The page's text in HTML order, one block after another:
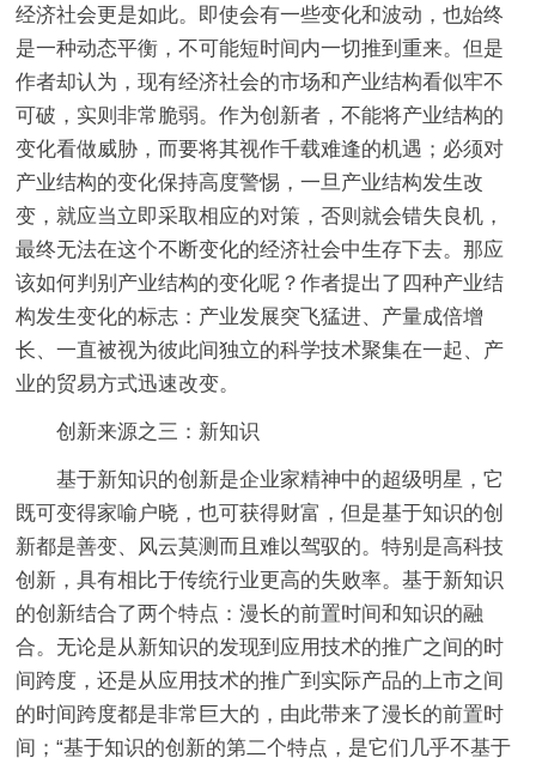
经济社会更是如此。即使会有一些变化和波动，也始终
是一种动态平衡，不可能短时间内一切推到重来。但是
作者却认为，现有经济社会的市场和产业结构看似牢不
可破，实则非常脆弱。作为创新者，不能将产业结构的
变化看做威胁，而要将其视作千载难逢的机遇；必须对
产业结构的变化保持高度警惕，一旦产业结构发生改
变，就应当立即采取相应的对策，否则就会错失良机，
最终无法在这个不断变化的经济社会中生存下去。那应
该如何判别产业结构的变化呢？作者提出了四种产业结
构发生变化的标志：产业发展突飞猛进、产量成倍增
长、一直被视为彼此间独立的科学技术聚集在一起、产
业的贸易方式迅速改变。
创新来源之三：新知识
基于新知识的创新是企业家精神中的超级明星，它
既可变得家喻户晓，也可获得财富，但是基于知识的创
新都是善变、风云莫测而且难以驾驭的。特别是高科技
创新，具有相比于传统行业更高的失败率。基于新知识
的创新结合了两个特点：漫长的前置时间和知识的融
合。无论是从新知识的发现到应用技术的推广之间的时
间跨度，还是从应用技术的推广到实际产品的上市之间
的时间跨度都是非常巨大的，由此带来了漫长的前置时
间；“基于知识的创新的第二个特点，是它们几乎不基于